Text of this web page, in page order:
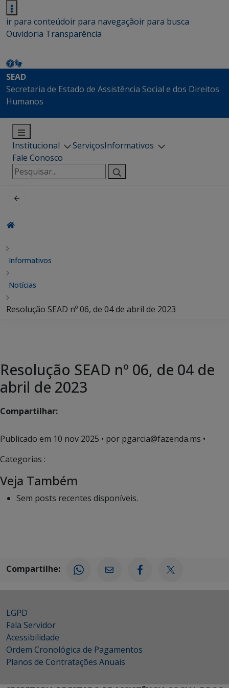
ir para conteúdoir para navegaçãoir para busca
Ouvidoria Transparência
SEAD
Secretaria de Estado de Assistência Social e dos Direitos
Humanos
Institucional ServiçosInformativos
Fale Conosco
Pesquisar
por:
Informativos
Notícias
Resolução SEAD nº 06, de 04 de abril de 2023
Resolução SEAD nº 06, de 04 de
abril de 2023
Compartilhar:
Publicado em 10 nov 2025 • por pgarcia@fazenda.ms •
Categorias :
Veja Também
Sem posts recentes disponíveis.
Compartilhe:
LGPD
Fala Servidor
Acessibilidade
Ordem Cronológica de Pagamentos
Planos de Contratações Anuais